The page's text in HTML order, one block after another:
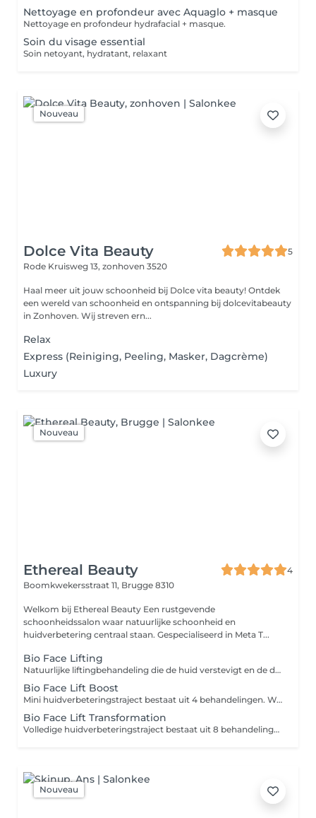
Nettoyage en profondeur avec Aquaglo + masque
Nettoyage en profondeur hydrafacial + masque.
Soin du visage essential
Soin netoyant, hydratant, relaxant
Nouveau
Dolce Vita Beauty
5
Rode Kruisweg 13, zonhoven 3520
Haal meer uit jouw schoonheid bij Dolce vita beauty! Ontdek
een wereld van schoonheid en ontspanning bij dolcevitabeauty
in Zonhoven. Wij streven ern...
Relax
Express (Reiniging, Peeling, Masker, Dagcrème)
Luxury
Nouveau
Ethereal Beauty
4
Boomkwekersstraat 11, Brugge 8310
Welkom bij Ethereal Beauty Een rustgevende
schoonheidssalon waar natuurlijke schoonheid en
huidverbetering centraal staan. Gespecialiseerd in Meta T...
Bio Face Lifting
Natuurlijke liftingbehandeling die de huid verstevigt en de doorbloeding stimuleert. Ideaal voor een frisse, gelifte en stralende huid.
Bio Face Lift Boost
Mini huidverbeteringstraject bestaat uit 4 behandelingen. Wat we in het salon doen, werkt alleen echt als je thuis juist ondersteunt. Daarom zit je routine al mee in je traject.
Bio Face Lift Transformation
Volledige huidverbeteringstraject bestaat uit 8 behandelingen. Wat we in het salon doen, werkt alleen echt als je thuis juist ondersteunt. Daarom zit je routine al mee in je traject.
Nouveau